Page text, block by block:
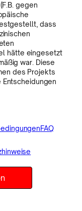
gegen
dass
hätte eingesetzt
war. Diese
des Projekts
Entscheidungen
FAQ